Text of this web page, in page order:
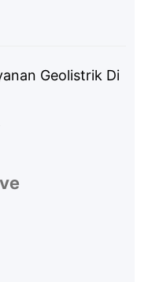
Geolistrik Di